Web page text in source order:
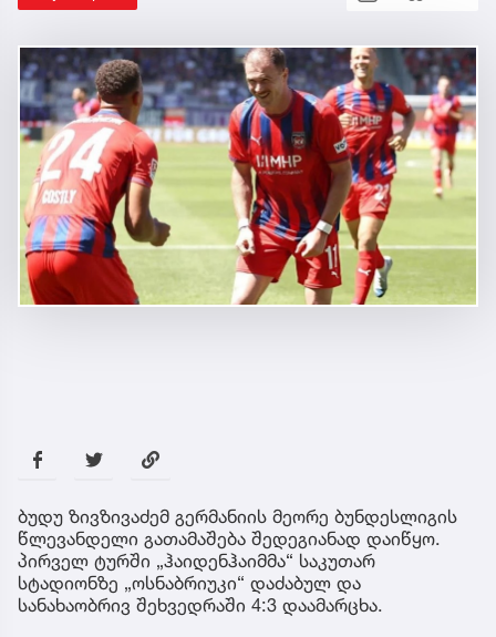
ბუდუ ზივზივაძემ გერმანიის მეორე ბუნდესლიგის
წლევანდელი გათამაშება შედეგიანად დაიწყო.
პირველ ტურში „ჰაიდენჰაიმმა“ საკუთარ
სტადიონზე „ოსნაბრიუკი“ დაძაბულ და
სანახაობრივ შეხვედრაში 4:3 დაამარცხა.